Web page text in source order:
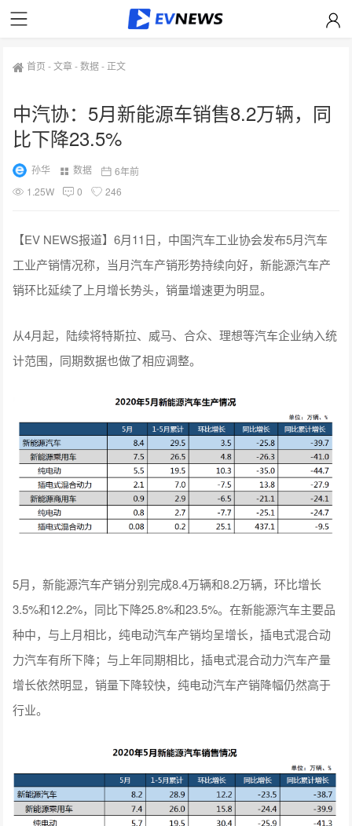
首页 -文章-数据- 正文
中汽协：5月新能源车销售8.2万辆，同
比下降23.5%
孙华 数据
6年前
1.25W
0 246
【EV NEWS报道】6月11日，中国汽车工业协会发布5月汽车
工业产销情况称，当月汽车产销形势持续向好，新能源汽车产
销环比延续了上月增长势头，销量增速更为明显。
从4月起，陆续将特斯拉、威马、合众、理想等汽车企业纳入统
计范围，同期数据也做了相应调整。
5月，新能源汽车产销分别完成8.4万辆和8.2万辆，环比增长
3.5%和12.2%，同比下降25.8%和23.5%。在新能源汽车主要品
种中，与上月相比，纯电动汽车产销均呈增长，插电式混合动
力汽车有所下降；与上年同期相比，插电式混合动力汽车产量
增长依然明显，销量下降较快，纯电动汽车产销降幅仍然高于
行业。